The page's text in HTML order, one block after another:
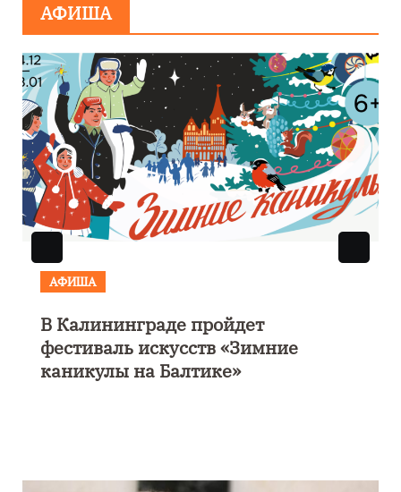
АФИША
АФИША
В Калининграде пройдет
фестиваль искусств «Зимние
каникулы на Балтике»